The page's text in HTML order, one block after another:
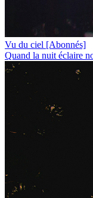
Vu du ciel [Abonnés]
Quand la nuit éclaire